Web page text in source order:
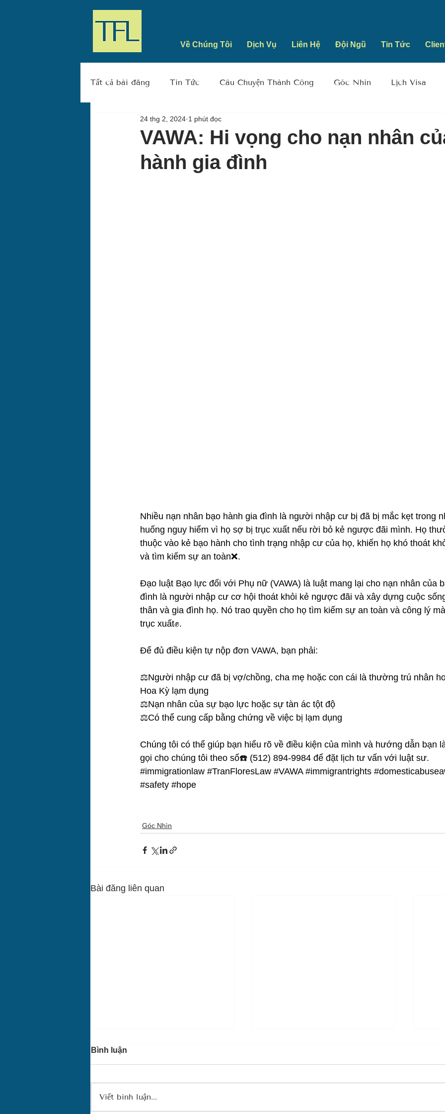
Về Chúng Tôi Dịch Vụ Liên Hệ Đội Ngũ Tin Tức
Tất cả bài đăng Tin Tức Câu Chuyện Thành Công Góc Nhìn Lịch Visa
VAWA: Hi vọng cho nạn nhân
hành gia đình
24 thg 2, 2024 1 phút đọc
Nhiều nạn nhân bạo hành gia đình là người nhập cư bị đã bị mắc kẹt trong
huống nguy hiểm vì họ sợ bị trục xuất nếu rời bỏ kẻ ngược đãi mình. Họ
thuộc vào kẻ bạo hành cho tình trạng nhập cư của họ, khiến họ khó thoát
và tìm kiếm sự an toàn❌.
Đạo luật Bạo lực đối với Phụ nữ (VAWA) là luật mang lại cho nạn nhân của
đình là người nhập cư cơ hội thoát khỏi kẻ ngược đãi và xây dựng cuộc
thân và gia đình họ. Nó trao quyền cho họ tìm kiếm sự an toàn và công lý
trục xuất✊.
Để đủ điều kiện tự nộp đơn VAWA, bạn phải:
⚖️Người nhập cư đã bị vợ/chồng, cha mẹ hoặc con cái là thường trú nhân
Hoa Kỳ lạm dụng
⚖️Nạn nhân của sự bạo lực hoặc sự tàn ác tột độ
⚖️Có thể cung cấp bằng chứng về việc bị lạm dụng
Chúng tôi có thể giúp bạn hiểu rõ về điều kiện của mình và hướng dẫn bạn
gọi cho chúng tôi theo số☎️ (512) 894-9984 để đặt lịch tư vấn với luật sư.
#immigrationlaw #TranFloresLaw #VAWA #immigrantrights
#safety #hope
Góc Nhìn
Bài đăng liên quan
Bình luận
Viết bình luận...